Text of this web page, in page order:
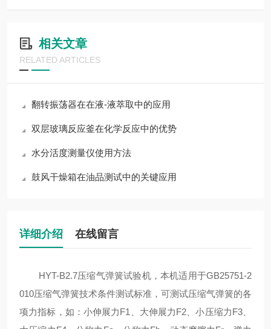
相关文章
RELATED ARTICLES
翻转振荡器在在液-液萃取中的应用
双层玻璃反应釜在化学反应中的优势
水分活度测量仪使用方法
鼓风干燥箱在油品测试中的关键应用
详细介绍 在线留言
HYT-B2.7压缩气弹簧试验机，本机适用于GB25751-2
010压缩气弹簧技术条件测试标准，可测试压缩气弹簧的各
项力指标，如：小伸展力F1、大伸展力F2、小压缩力F3、